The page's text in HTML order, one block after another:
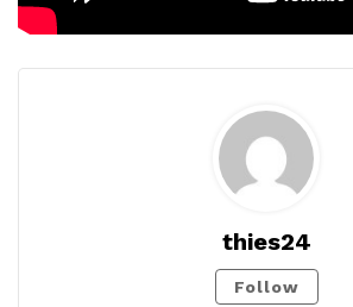
thies24
Follow